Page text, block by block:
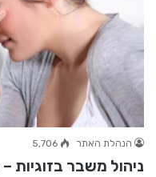
הנהלת האתר 5,706
ניהול משבר בזוגיות